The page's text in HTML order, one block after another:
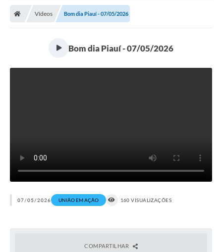
Vídeos Bom dia Piauí - 07/05/2026
Bom dia Piauí - 07/05/2026
07/05/2026 UNIÃO EM AÇÃO 160 VISUALIZAÇÕES
COMPARTILHAR